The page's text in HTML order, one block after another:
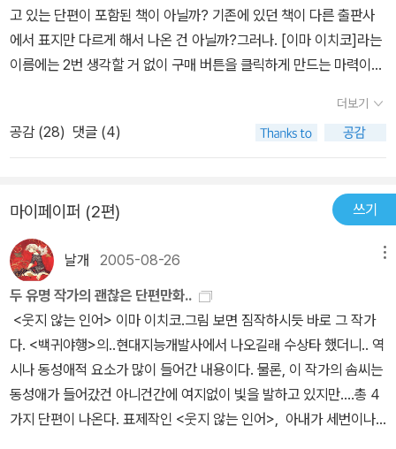
고 있는 단편이 포함된 책이 아닐까? 기존에 있던 책이 다른 출판사
에서 표지만 다르게 해서 나온 건 아닐까?그러나. [이마 이치코]라는
이름에는 2번 생각할 거 없이 구매 버튼을 클릭하게 만드는 마력이
그런데, 책을 받아들어 펴보니 나만 그런 의문을 품었던 게 아니었다.
작가의 아는 사람도 [너, 단행본으로 안낸 만화가 아직도 있었어?!]하
고 깜짝 놀라더란다. 이 책은 4편의 단편으로 구성되어 있다. 내용은
타나있다. 그러나 주인공들은 사회인으로 떳떳이 활약하는 어른들.
[웃지않는 인어] [푸른 수염의 친구][한여름의 성][회유어의 고독] .
그 중 [웃지 않는 인어]와 [회유어의 고독]은 스토리가 이어져 있다.
그리고 [한여름의 성] 은 [낙원까지 조금만 더]의 훗날을 그리고 있는
데, 이 단편을 바탕으로 [낙원까지 조금만 더]가 탄생되었다고 한다.
처음에는 당연히 [낙원까지 조금만 더]가 먼저고 [한여름의 성]은 외
전 단편격으로 나왔겠지하고 생각하며 읽었기 때문에 작가 후기를 보
고 매우 놀랐다. 그냥 단편 하나를 내기 위해서 그 정도 시리즈물이 나
올 정도의 캐릭터와 배경과 복선을 창조한단 말인가. 놀랍다. 역시 이
더보기
공감 (28) 댓글 (4)
마이페이퍼 (2편) 쓰기
날개 2005-08-26
두 유명 작가의 괜찮은 단편만화..
<웃지 않는 인어> 이마 이치코.그림 보면 짐작하시듯 바로 그 작가
다. <백귀야행>의..현대지능개발사에서 나오길래 수상타 했더니.. 역
시나 동성애적 요소가 많이 들어간 내용이다. 물론, 이 작가의 솜씨는
동성애가 들어갔건 아니건간에 여지없이 빛을 발하고 있지만....총 4
가지 단편이 나온다. 표제작인 <웃지 않는 인어>, 아내가 세번이나